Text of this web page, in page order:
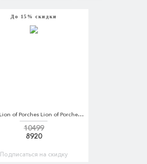
До 15% скидки
Юбка Lion of Porches Lion of Porches LI027EWYAL47
10499
8920
Подписаться на скидку